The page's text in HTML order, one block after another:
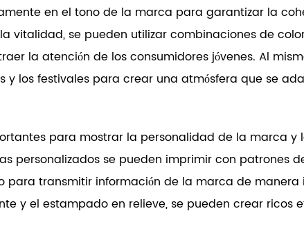
en el tono de la marca para garantizar la
vitalidad, se pueden utilizar combinaciones de
la atención de los consumidores jóvenes. Al
y los festivales para crear una atmósfera que se
para mostrar la personalidad de la marca
personalizados se pueden imprimir con patrones
transmitir información de la marca de manera
y el estampado en relieve, se pueden crear